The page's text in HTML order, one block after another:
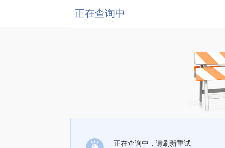
正在查询中
正在查询中，请刷新重试